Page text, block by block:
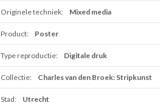
Originele techniek: Mixed media
Product: Poster
Type reproductie: Digitale druk
Collectie: Charles van den Broek: Stripkunst
Stad: Utrecht